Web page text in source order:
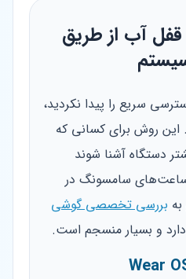
آب از طریق
سریع را پیدا نکردید،
این روش برای کسانی که
دستگاه آشنا شوند
سامسونگ در
بررسی تخصصی گوشی
دارد و بسیار منسجم است.